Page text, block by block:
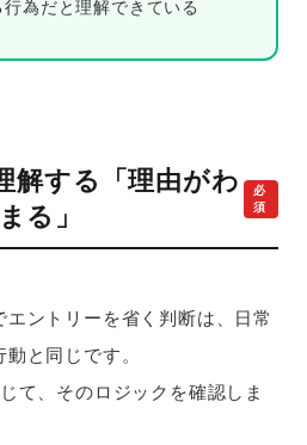
為だと理解できている
解する「理由がわ
る」
必
須
エントリーを省く判断は、日常
と同じです。
て、そのロジックを確認しま